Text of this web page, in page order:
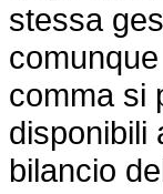
stessa
comma si
disponibili
bilancio